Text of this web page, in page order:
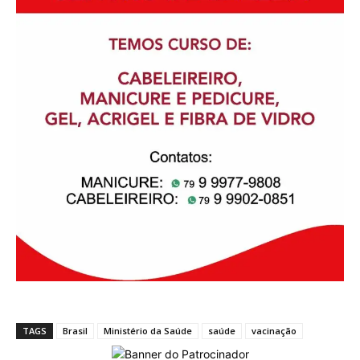
TAGS Brasil Ministério da Saúde saúde vacinação